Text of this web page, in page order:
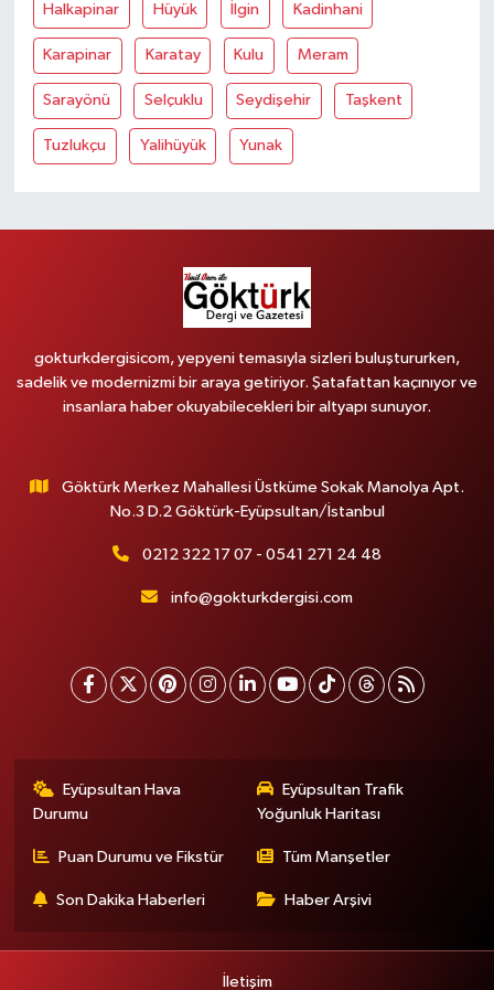
Halkapinar Hüyük İlgin Kadinhani
Karapinar Karatay Kulu Meram
Sarayönü Selçuklu Seydişehir Taşkent
Tuzlukçu Yalihüyük Yunak
gokturkdergisicom, yepyeni temasıyla sizleri buluştururken,
sadelik ve modernizmi bir araya getiriyor. Şatafattan kaçınıyor ve
insanlara haber okuyabilecekleri bir altyapı sunuyor.
Göktürk Merkez Mahallesi Üstküme Sokak Manolya Apt.
No.3 D.2 Göktürk-Eyüpsultan/İstanbul
0212 322 17 07 - 0541 271 24 48
info@gokturkdergisi.com
Eyüpsultan Hava
Durumu
Eyüpsultan Trafik
Yoğunluk Haritası
Puan Durumu ve Fikstür Tüm Manşetler
Son Dakika Haberleri Haber Arşivi
İletişim